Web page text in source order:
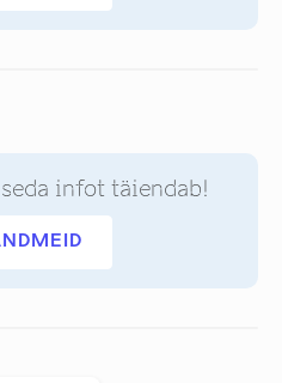
infot täiendab!